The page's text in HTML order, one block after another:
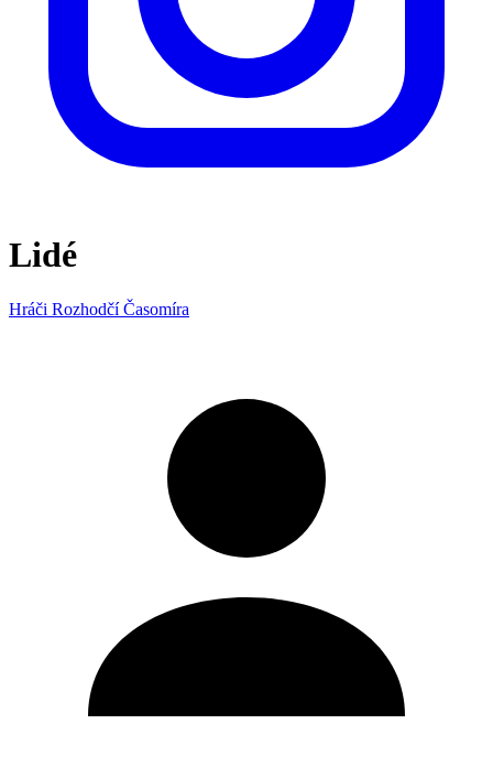
Lidé
Hráči RozhodčíČasomíra